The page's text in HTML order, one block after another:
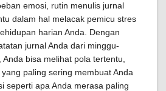
emosi, rutin menulis jurnal
dalam hal melacak pemicu stres
harian Anda. Dengan
jurnal Anda dari minggu-
bisa melihat pola tertentu,
paling sering membuat Anda
seperti apa Anda merasa paling